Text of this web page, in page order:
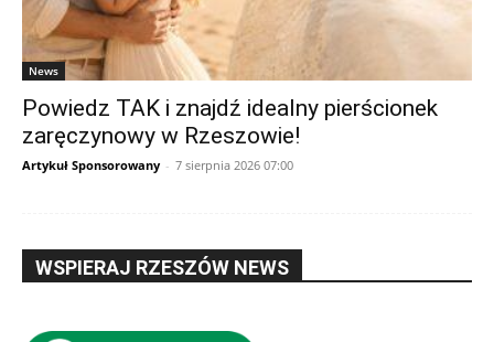
News
Powiedz TAK i znajdź idealny pierścionek
zaręczynowy w Rzeszowie!
Artykuł Sponsorowany - 7 sierpnia 2026 07:00
WSPIERAJ RZESZÓW NEWS